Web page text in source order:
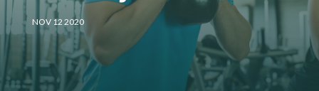
NOV 12 2020